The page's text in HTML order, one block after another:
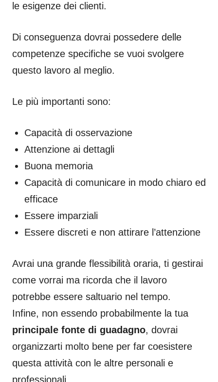
le esigenze dei clienti.
Di conseguenza dovrai possedere delle
competenze specifiche se vuoi svolgere
questo lavoro al meglio.
Le più importanti sono:
Capacità di osservazione
Attenzione ai dettagli
Buona memoria
Capacità di comunicare in modo chiaro ed
efficace
Essere imparziali
Essere discreti e non attirare l’attenzione
Avrai una grande flessibilità oraria, ti gestirai
come vorrai ma ricorda che il lavoro
potrebbe essere saltuario nel tempo.
Infine, non essendo probabilmente la tua
principale fonte di guadagno, dovrai
organizzarti molto bene per far coesistere
questa attività con le altre personali e
professionali.